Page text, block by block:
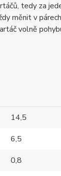
tedy za
měnit v
volně
14,5
6,5
0,8